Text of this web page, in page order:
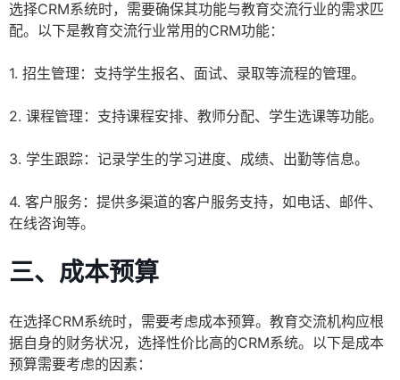
选择CRM系统时，需要确保其功能与教育交流行业的需求匹
配。以下是教育交流行业常用的CRM功能：
1. 招生管理：支持学生报名、面试、录取等流程的管理。
2. 课程管理：支持课程安排、教师分配、学生选课等功能。
3. 学生跟踪：记录学生的学习进度、成绩、出勤等信息。
4. 客户服务：提供多渠道的客户服务支持，如电话、邮件、
在线咨询等。
三、成本预算
在选择CRM系统时，需要考虑成本预算。教育交流机构应根
据自身的财务状况，选择性价比高的CRM系统。以下是成本
预算需要考虑的因素：